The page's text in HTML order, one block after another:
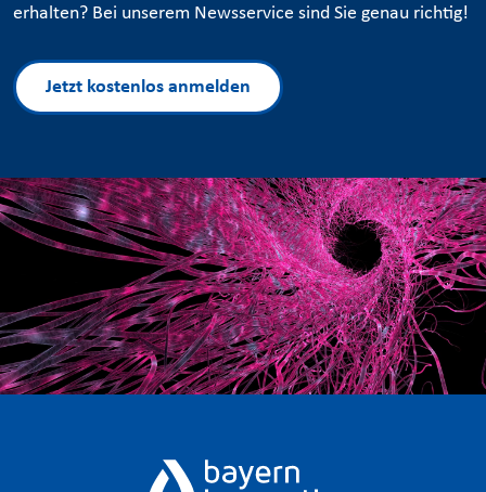
erhalten? Bei unserem Newsservice sind Sie genau richtig!
Jetzt kostenlos anmelden